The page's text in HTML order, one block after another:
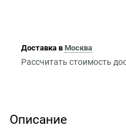
Доставка в Москва
Рассчитать стоимость
Описание